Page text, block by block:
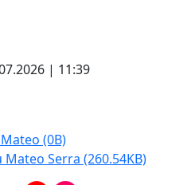
| 11:39
(0B)
Mateo Serra (260.54KB)